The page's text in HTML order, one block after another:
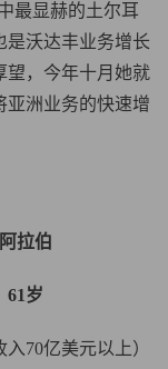
最显赫的土尔耳
是沃达丰业务增长
望，今年十月她就
亚洲业务的快速增
拉伯
61岁
70亿美元以上）